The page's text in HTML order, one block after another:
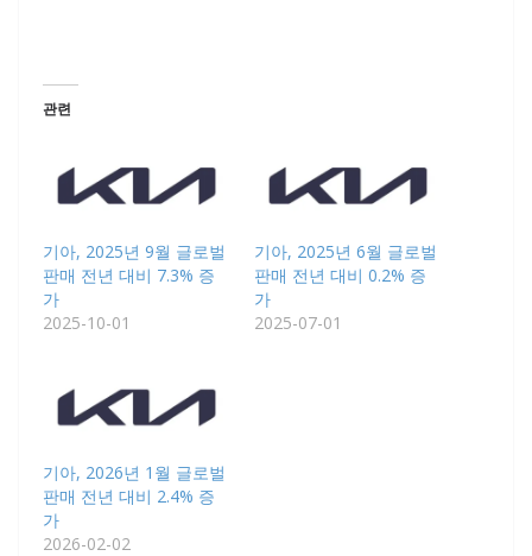
관련
기아, 2025년 9월 글로벌
판매 전년 대비 7.3% 증
가
2025-10-01
기아, 2025년 6월 글로벌
판매 전년 대비 0.2% 증
가
2025-07-01
기아, 2026년 1월 글로벌
판매 전년 대비 2.4% 증
가
2026-02-02